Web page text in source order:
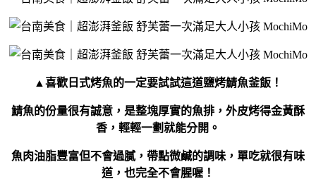
▲喜歡日式烤魚的一定要試試這道鹽烤鯖魚釜飯！
鯖魚的份量很有誠意，是整塊厚實的魚排，外皮烤得金黃酥
香，輕輕一劃就能分開。
魚肉油脂豐富但不會過膩，帶點微鹹的調味，單吃就很有味
道，也完全不會腥喔！